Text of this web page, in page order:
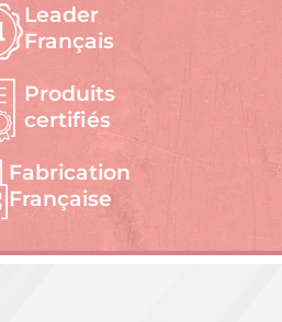
Leader
Français
Produits
certifiés
Fabrication
Française